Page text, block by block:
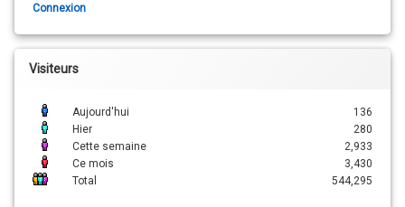
Connexion
Visiteurs
Aujourd'hui
136
Hier
280
Cette semaine
2,933
Ce mois
3,430
Total
544,295